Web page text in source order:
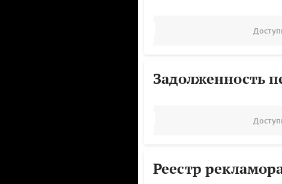
Задолженность
Реестр